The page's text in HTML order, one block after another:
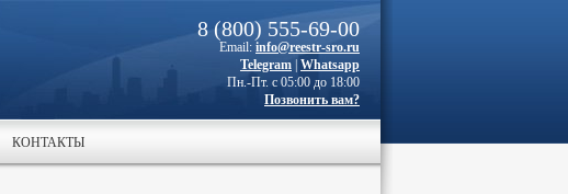
8 (800) 555-69-00
Email: info@reestr-sro.ru
Telegram Whatsapp
Пн.-Пт. с 05:00 до 18:00
Позвонить вам?
КОНТАКТЫ